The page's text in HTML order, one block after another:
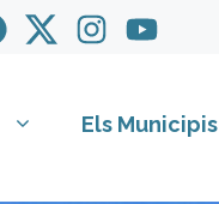
Els Municipis